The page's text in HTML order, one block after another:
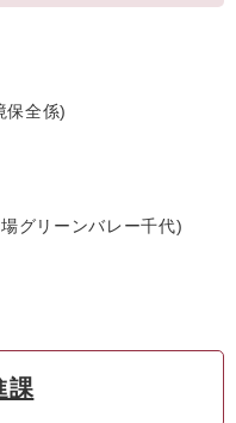
保全係
グリーンバレー千代
課